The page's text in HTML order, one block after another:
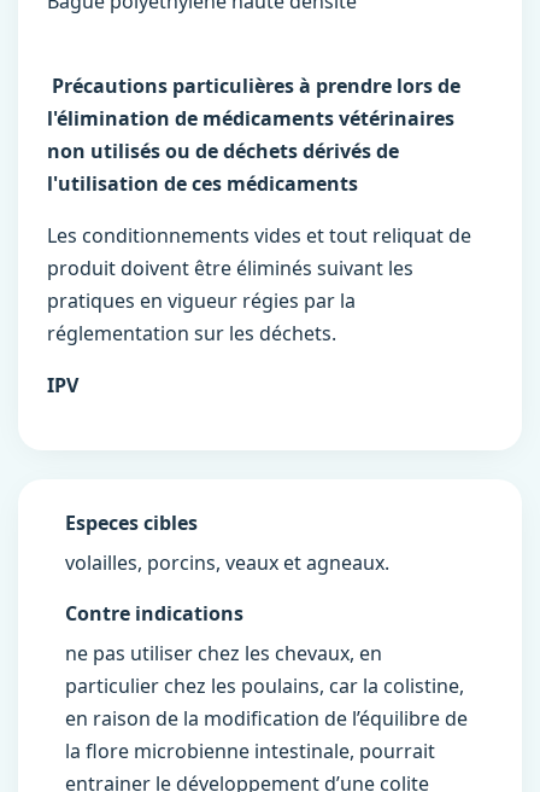
Précautions particulières à prendre lors de
l'élimination de médicaments vétérinaires
non utilisés ou de déchets dérivés de
l'utilisation de ces médicaments
Les conditionnements vides et tout reliquat de
produit doivent être éliminés suivant les
pratiques en vigueur régies par la
réglementation sur les déchets.
IPV
Especes cibles
volailles, porcins, veaux et agneaux.
Contre indications
ne pas utiliser chez les chevaux, en
particulier chez les poulains, car la colistine,
en raison de la modification de l’équilibre de
la flore microbienne intestinale, pourrait
entrainer le développement d’une colite